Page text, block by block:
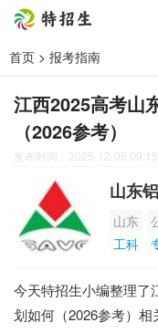
首页 > 报考指南
江西2025高考山
（2026参考）
发布时间：2025-12-06
山东
山东
工科
今天特招生小编整理了
划如何（2026参考）